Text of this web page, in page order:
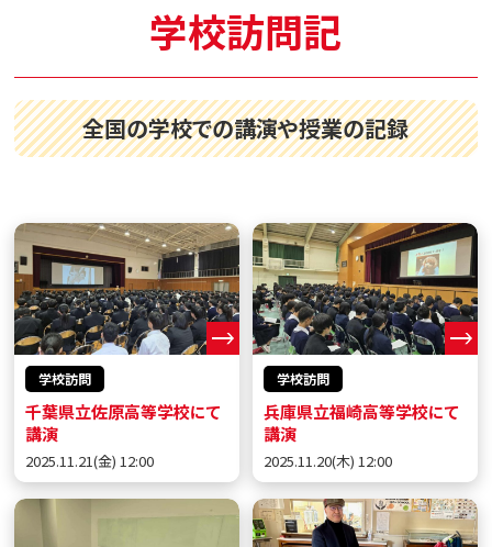
学校訪問記
全国の学校での講演や授業の記録
学校訪問
千葉県立佐原高等学校にて
講演
2025.11.21(金) 12:00
学校訪問
兵庫県立福崎高等学校にて
講演
2025.11.20(木) 12:00